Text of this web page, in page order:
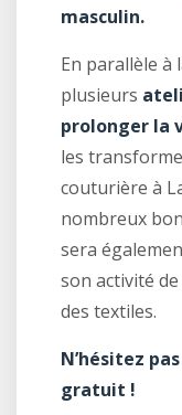
masculin.
En parallèle à
plusieurs
prolonger la
les
couturière à
nombreux
sera
son activité
des textiles.
N’hésitez
gratuit !